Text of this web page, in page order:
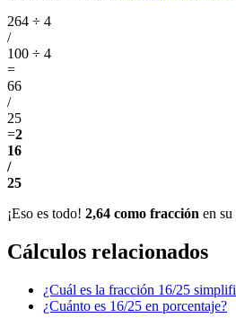
264 ÷ 4
/
100 ÷ 4
=
66
/
25
=2
16
/
25
¡Eso es todo! 2,64 como fracción en
Cálculos relacionados
¿Cuál es la fracción 16/25
¿Cuánto es 16/25 en porcentaje?